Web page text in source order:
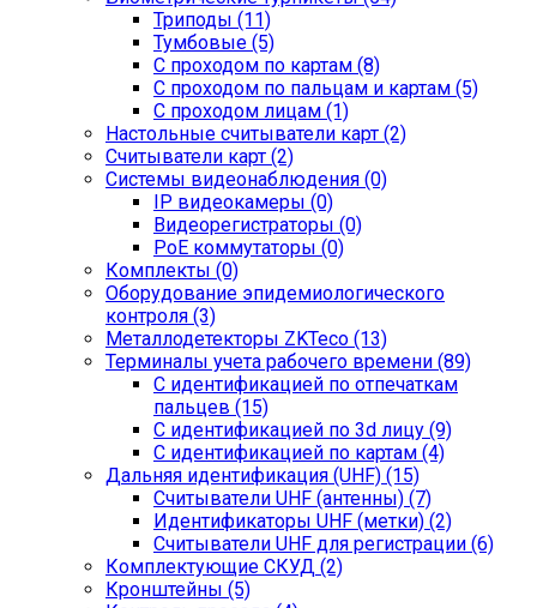
Триподы (11)
Тумбовые (5)
С проходом по картам (8)
С проходом по пальцам и картам (5)
С проходом лицам (1)
Настольные считыватели карт (2)
Считыватели карт (2)
Системы видеонаблюдения (0)
IP видеокамеры (0)
Видеорегистраторы (0)
PoE коммутаторы (0)
Комплекты (0)
Оборудование эпидемиологического
контроля (3)
Металлодетекторы ZKTeco (13)
Терминалы учета рабочего времени (89)
С идентификацией по отпечаткам
пальцев (15)
С идентификацией по 3d лицу (9)
С идентификацией по картам (4)
Дальняя идентификация (UHF) (15)
Считыватели UHF (антенны) (7)
Идентификаторы UHF (метки) (2)
Считыватели UHF для регистрации (6)
Комплектующие СКУД (2)
Кронштейны (5)